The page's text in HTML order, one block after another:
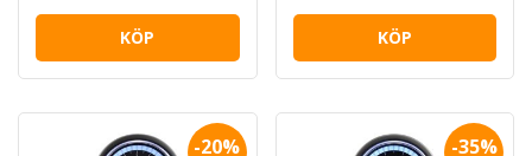
KÖP KÖP
-20% -35%